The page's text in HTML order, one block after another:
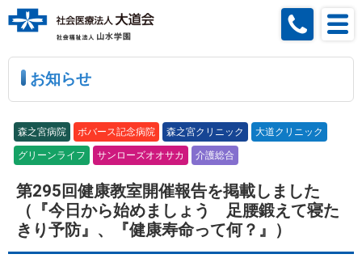
お知らせ
森之宮病院 ボバース記念病院 森之宮クリニック 大道クリニック
グリーンライフ サンローズオオサカ 介護総合
第295回健康教室開催報告を掲載しました
（『今日から始めましょう 足腰鍛えて寝た
きり予防』、『健康寿命って何？』）